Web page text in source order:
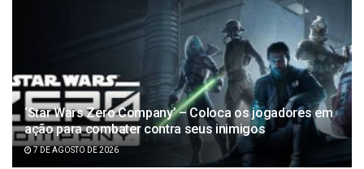
‘Star Wars Zero Company’ – Coloca os jogadores em
ação para combater contra seus inimigos
7 DE AGOSTO DE 2026